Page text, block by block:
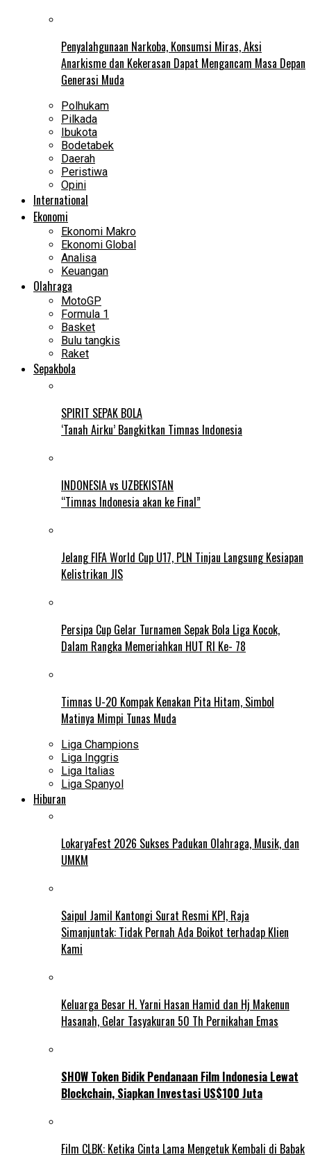
Penyalahgunaan Narkoba, Konsumsi Miras, Aksi
Anarkisme dan Kekerasan Dapat Mengancam Masa Depan
Generasi Muda
Polhukam
Pilkada
Ibukota
Bodetabek
Daerah
Peristiwa
Opini
International
Ekonomi
Ekonomi Makro
Ekonomi Global
Analisa
Keuangan
Olahraga
MotoGP
Formula 1
Basket
Bulu tangkis
Raket
Sepakbola
SPIRIT SEPAK BOLA
‘Tanah Airku’ Bangkitkan Timnas Indonesia
INDONESIA vs UZBEKISTAN
“Timnas Indonesia akan ke Final”
Jelang FIFA World Cup U17, PLN Tinjau Langsung Kesiapan
Kelistrikan JIS
Persipa Cup Gelar Turnamen Sepak Bola Liga Kocok,
Dalam Rangka Memeriahkan HUT RI Ke- 78
Timnas U-20 Kompak Kenakan Pita Hitam, Simbol
Matinya Mimpi Tunas Muda
Liga Champions
Liga Inggris
Liga Italias
Liga Spanyol
Hiburan
LokaryaFest 2026 Sukses Padukan Olahraga, Musik, dan
UMKM
Saipul Jamil Kantongi Surat Resmi KPI, Raja
Simanjuntak: Tidak Pernah Ada Boikot terhadap Klien
Kami
Keluarga Besar H. Yarni Hasan Hamid dan Hj Makenun
Hasanah, Gelar Tasyakuran 50 Th Pernikahan Emas
SHOW Token Bidik Pendanaan Film Indonesia Lewat
Blockchain, Siapkan Investasi US$100 Juta
Film CLBK: Ketika Cinta Lama Mengetuk Kembali di Babak